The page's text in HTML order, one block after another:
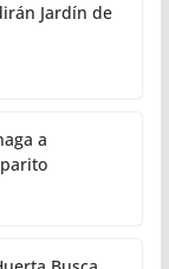
Jardín de
a